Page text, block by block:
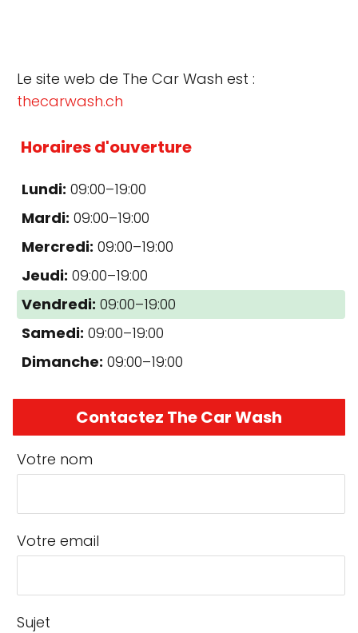
Le site web de The Car Wash est :
thecarwash.ch
Horaires d'ouverture
Lundi: 09:00–19:00
Mardi: 09:00–19:00
Mercredi: 09:00–19:00
Jeudi: 09:00–19:00
Vendredi: 09:00–19:00
Samedi: 09:00–19:00
Dimanche: 09:00–19:00
Contactez The Car Wash
Votre nom
Votre email
Sujet